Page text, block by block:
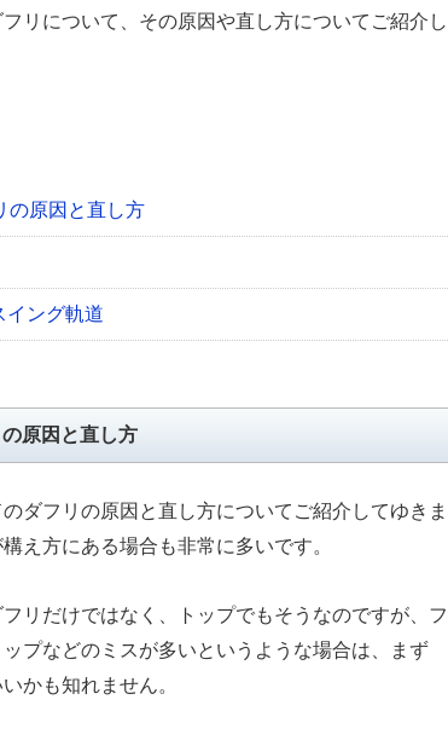
リについて、その原因や直し方についてご紹介し
の原因と直し方
イング軌道
原因と直し方
ダフリの原因と直し方についてご紹介してゆきま
え方にある場合も非常に多いです。
リだけではなく、トップでもそうなのですが、フ
プなどのミスが多いというような場合は、まず
かも知れません。